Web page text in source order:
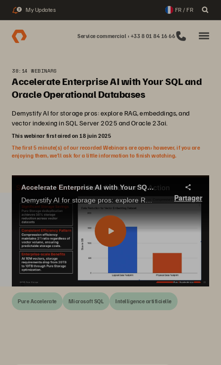
2 My Updates FR / FR
Service commercial : +33 8 01 84 16 66
38:14 WEBINARS
Accelerate Enterprise AI with Your SQL and
Oracle Operational Databases
Demystify AI for storage pros: explore RAG, embeddings, and
vector indexing in SQL Server 2025 and Oracle 23ai.
This webinar first aired on 18 juin 2025
The first 5 minute(s) of our recorded Webinars are open; however, if you are
enjoying them, we’ll ask for a little information to finish watching.
Accelerate Enterprise AI with Your SQL and Oracle Operational Databases
Partager
Pure Accelerate Microsoft SQL Intelligence artificielle